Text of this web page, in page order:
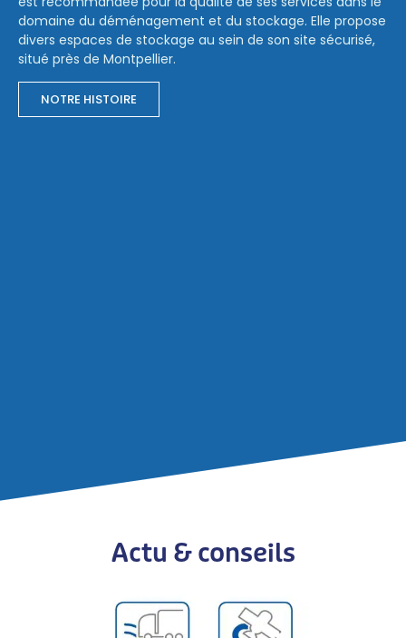
domaine du déménagement et du stockage. Elle propose
divers espaces de stockage au sein de son site sécurisé,
situé près de Montpellier.
NOTRE HISTOIRE
Actu & conseils